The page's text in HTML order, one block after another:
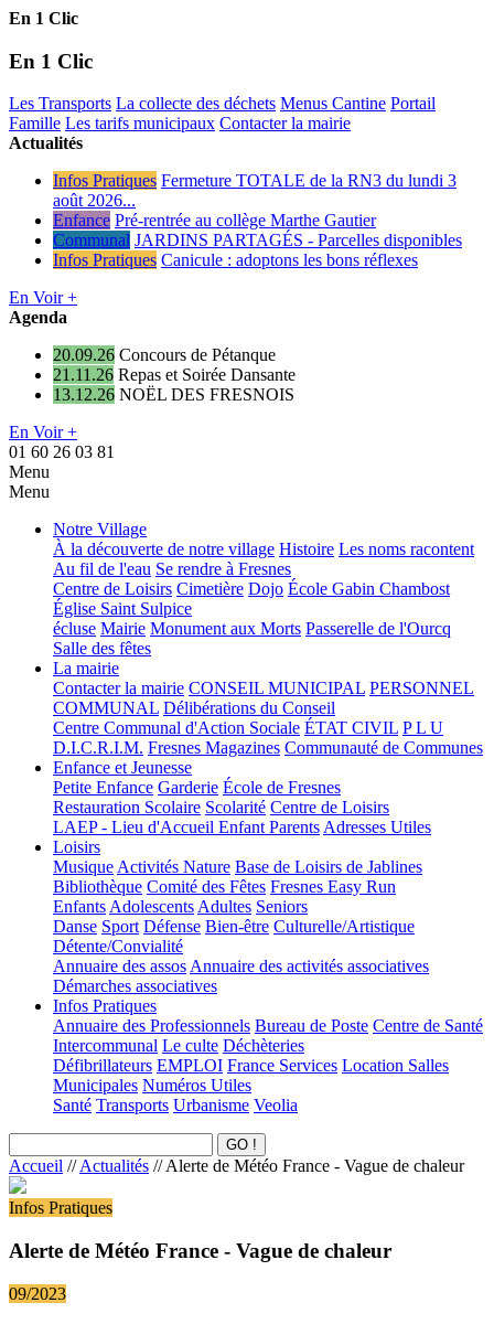
En 1 Clic
En 1 Clic
Les Transports La collecte des déchets Menus Cantine Portail
Famille Les tarifs municipaux Contacter la mairie
Actualités
Infos Pratiques Fermeture TOTALE de la RN3 du lundi 3
août 2026...
Enfance Pré-rentrée au collège Marthe Gautier
Communal JARDINS PARTAGÉS - Parcelles disponibles
Infos Pratiques Canicule : adoptons les bons réflexes
En Voir +
Agenda
20.09.26 Concours de Pétanque
21.11.26 Repas et Soirée Dansante
13.12.26 NOËL DES FRESNOIS
En Voir +
01 60 26 03 81
Menu
Menu
Notre Village
À la découverte de notre village Histoire Les noms racontent
Au fil de l'eau Se rendre à Fresnes
Centre de Loisirs Cimetière Dojo École Gabin Chambost
Église Saint Sulpice
écluse Mairie Monument aux Morts Passerelle de l'Ourcq
Salle des fêtes
La mairie
Contacter la mairie CONSEIL MUNICIPAL PERSONNEL
COMMUNAL Délibérations du Conseil
Centre Communal d'Action Sociale ÉTAT CIVIL P L U
D.I.C.R.I.M. Fresnes Magazines Communauté de Communes
Enfance et Jeunesse
Petite Enfance Garderie École de Fresnes
Restauration Scolaire Scolarité Centre de Loisirs
LAEP - Lieu d'Accueil Enfant ParentsAdresses Utiles
Loisirs
MusiqueActivités Nature Base de Loisirs de Jablines
Bibliothèque Comité des Fêtes Fresnes Easy Run
EnfantsAdolescentsAdultes Seniors
Danse Sport Défense Bien-être Culturelle/Artistique
Détente/Convialité
Annuaire des assosAnnuaire des activités associatives
Démarches associatives
Infos Pratiques
Annuaire des Professionnels Bureau de Poste Centre de Santé
Intercommunal Le culte Déchèteries
Défibrillateurs EMPLOI France Services Location Salles
Municipales Numéros Utiles
Santé Transports Urbanisme Veolia
Accueil //Actualités //Alerte de Météo France - Vague de chaleur
Infos Pratiques
Alerte de Météo France - Vague de chaleur
09/2023